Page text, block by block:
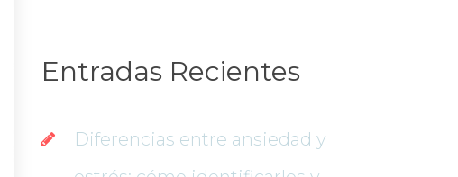
Entradas Reciente
Diferencias entre ansiedad y